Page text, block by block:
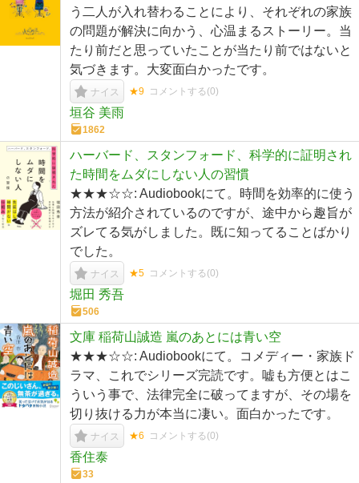
う二人が入れ替わることにより、それぞれの家族
の問題が解決に向かう、心温まるストーリー。当
たり前だと思っていたことが当たり前ではないと
気づきます。大変面白かったです。
ナイス ★9 コメントする(0)
垣谷 美雨
1862
ハーバード、スタンフォード、科学的に証明され
た時間をムダにしない人の習慣
★★★☆☆: Audiobookにて。時間を効率的に使う
方法が紹介されているのですが、途中から趣旨が
ズレてる気がしました。既に知ってることばかり
でした。
ナイス ★5 コメントする(0)
堀田 秀吾
506
文庫 稲荷山誠造 嵐のあとには青い空
★★★☆☆: Audiobookにて。コメディー・家族ド
ラマ、これでシリーズ完読です。嘘も方便とはこ
ういう事で、法律完全に破ってますが、その場を
切り抜ける力が本当に凄い。面白かったです。
ナイス ★6 コメントする(0)
香住泰
33